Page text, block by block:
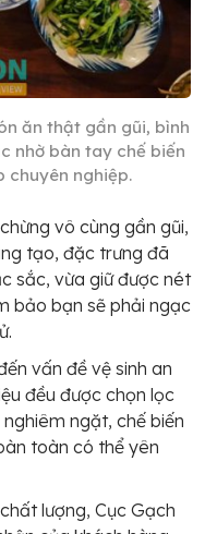
ăn thật gần gũi, bình
nhờ bàn tay chế biến
chuyên nghiệp.
vô cùng gần gũi,
tạo, đặc trưng đã
sắc, vừa giữ được nét
bảo bạn sẽ phải ngạc
vấn đề vệ sinh an
đều được chọn lọc
ngặt, chế biến
toàn có thể yên
lượng, Cục Gạch